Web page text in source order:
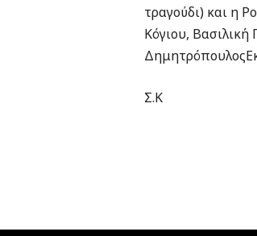
τραγούδι) και η
Κόγιου,
Σ.Κ